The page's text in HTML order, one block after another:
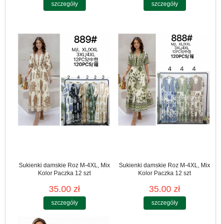
szczegóły szczegóły
Sukienki damskie Roz M-4XL, Mix
Kolor Paczka 12 szt
35.00 zł
szczegóły
Sukienki damskie Roz M-4XL, Mix
Kolor Paczka 12 szt
35.00 zł
szczegóły